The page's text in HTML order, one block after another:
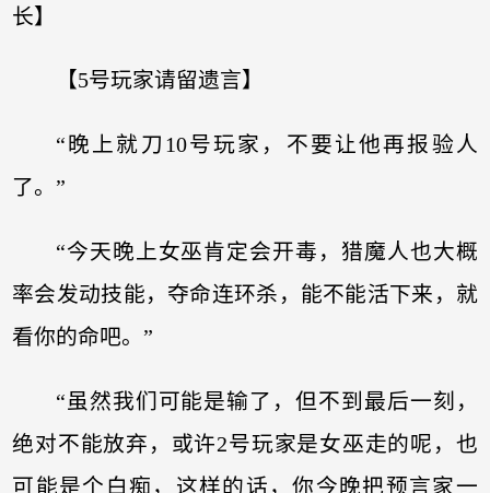
长】
【5号玩家请留遗言】
“晚上就刀10号玩家，不要让他再报验人
了。”
“今天晚上女巫肯定会开毒，猎魔人也大概
率会发动技能，夺命连环杀，能不能活下来，就
看你的命吧。”
“虽然我们可能是输了，但不到最后一刻，
绝对不能放弃，或许2号玩家是女巫走的呢，也
可能是个白痴，这样的话，你今晚把预言家一